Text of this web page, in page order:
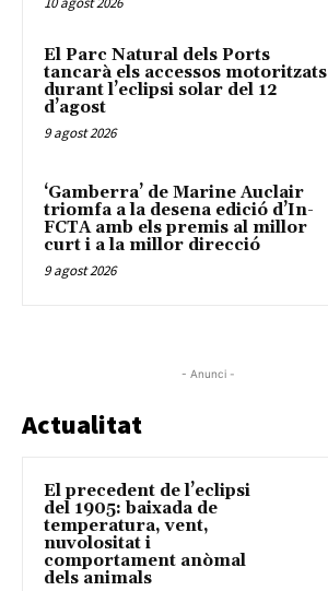
El Parc Natural dels Ports
tancarà els accessos motoritzats
durant l’eclipsi solar del 12
d’agost
9 agost 2026
‘Gamberra’ de Marine Auclair
triomfa a la desena edició d’In-
FCTA amb els premis al millor
curt i a la millor direcció
9 agost 2026
- Anunci -
Actualitat
El precedent de l’eclipsi
del 1905: baixada de
temperatura, vent,
nuvolositat i
comportament anòmal
dels animals